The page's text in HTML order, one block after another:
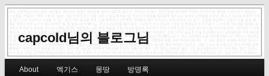
capcold님의 블로그님
Skip to primary content
Skip to secondary content
About 엑기스 몽땅 방명록